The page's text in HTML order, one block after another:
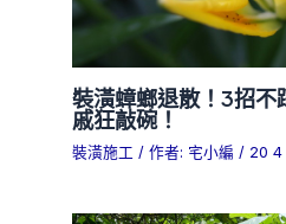
裝潢蟑螂退散！3招不
戚狂敲碗！
裝潢施工 / 作者: 宅小編/ 20 4